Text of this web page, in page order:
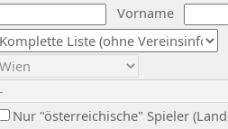
Vorname
Nur "österreichische" Spieler